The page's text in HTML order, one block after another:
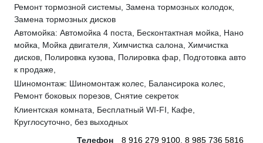
Ремонт тормозной системы, Замена тормозных колодок,
Замена тормозных дисков
Автомойка: Автомойка 4 поста, Бесконтактная мойка, Нано
мойка, Мойка двигателя, Химчистка салона, Химчистка
дисков, Полировка кузова, Полировка фар, Подготовка авто
к продаже,
Шиномонтаж: Шиномонтаж колес, Балансирока колес,
Ремонт боковых порезов, Снятие секреток
Клиентская комната, Бесплатный WI-FI, Кафе,
Круглосуточно, без выходных
Телефон
8 916 279 9100 8 985 736 5816